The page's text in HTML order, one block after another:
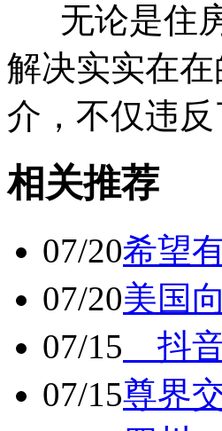
无论是住房
解决实实在
介，不仅违
相关推荐
07/20希望
07/20美国
07/15 抖音
07/15尊界